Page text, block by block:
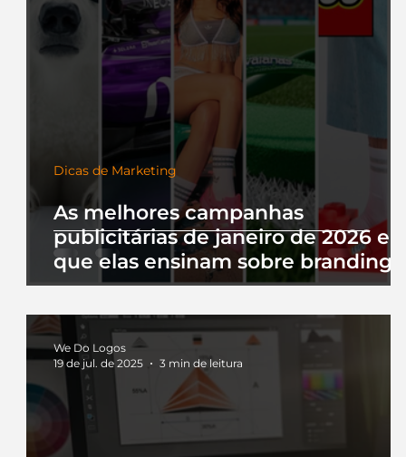
As melhores campanhas
publicitárias de janeiro de 2026 e
que elas ensinam sobre branding
Dicas de Marketing
We Do Logos
19 de jul. de 2025
3 min de leitura